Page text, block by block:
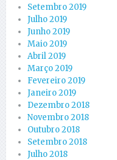
Setembro 2019
Julho 2019
Junho 2019
Maio 2019
Abril 2019
Março 2019
Fevereiro 2019
Janeiro 2019
Dezembro 2018
Novembro 2018
Outubro 2018
Setembro 2018
Julho 2018